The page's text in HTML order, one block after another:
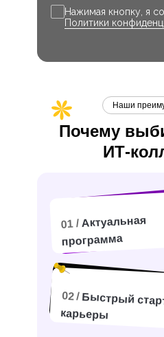
Нажимая кнопку, я
Политики
Почему
ИТ-
Наши
01 / Актуальная
программа
02 / Быстрый
карьеры